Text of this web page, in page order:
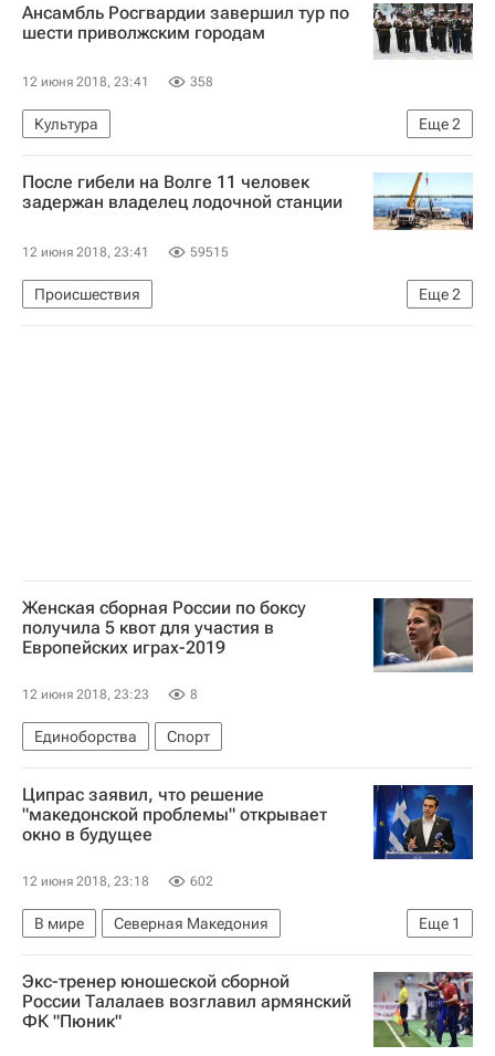
Балтийский флот ВМФ России
Россия
Ансамбль Росгвардии завершил тур по
шести приволжским городам
12 июня 2018, 23:41 358
Еще2
Культура
Ансамбль песни и пляски Росгвардии
Россия
После гибели на Волге 11 человек
задержан владелец лодочной станции‍
12 июня 2018, 23:41 59515
Еще2
Происшествия
Крушение катамарана в Волгограде
Женская сборная России по боксу
получила 5 квот для участия в
Европейских играх-2019
12 июня 2018, 23:23 8
Единоборства Спорт
Ципрас заявил, что решение
"македонской проблемы" открывает
окно в будущее
12 июня 2018, 23:18 602
Еще 1
В мире
Северная Македония
Алексис Ципрас
Экс-тренер юношеской сборной
России Талалаев возглавил армянский
ФК "Пюник"